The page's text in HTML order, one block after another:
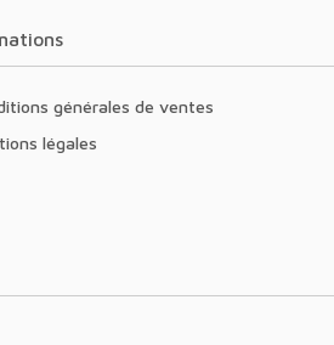
générales de ventes
légales